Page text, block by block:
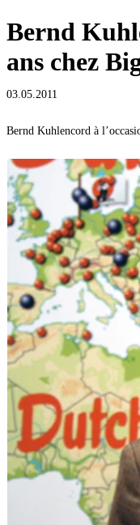
Bernd
ans chez
03.05.2011
Bernd Kuhlencord à